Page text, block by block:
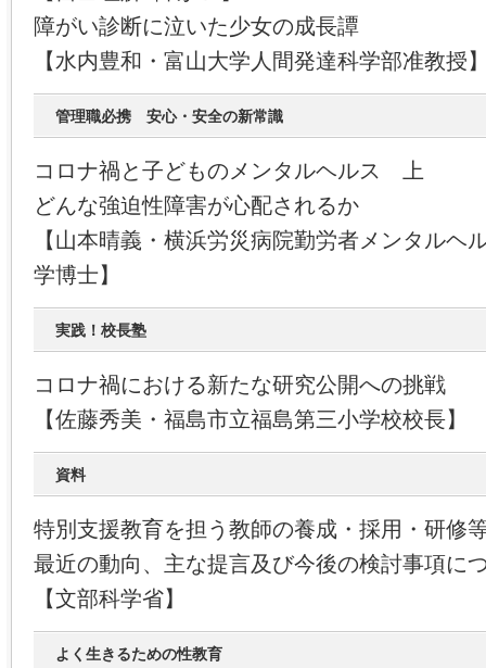
障がい診断に泣いた少女の成長譚
【水内豊和・富山大学人間発達科学部准教授
管理職必携 安心・安全の新常識
コロナ禍と子どものメンタルヘルス 上
どんな強迫性障害が心配されるか
【山本晴義・横浜労災病院勤労者メンタル
学博士】
実践！校長塾
コロナ禍における新たな研究公開への挑戦
【佐藤秀美・福島市立福島第三小学校校長】
資料
特別支援教育を担う教師の養成・採用・研修
最近の動向、主な提言及び今後の検討事項に
【文部科学省】
よく生きるための性教育